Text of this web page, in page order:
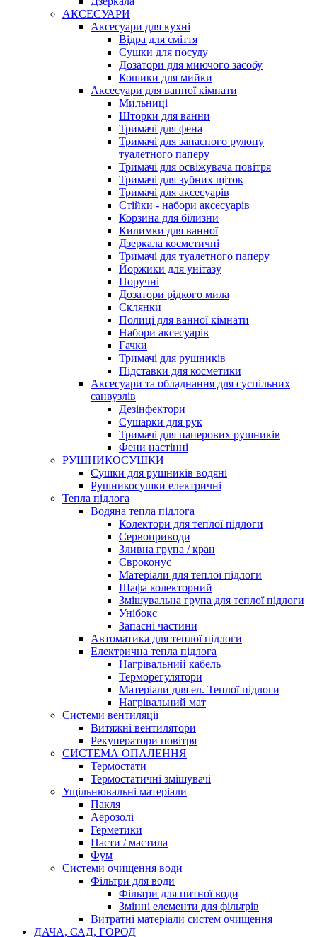
АКСЕСУАРИ
Аксесуари для кухні
Відра для сміття
Сушки для посуду
Дозатори для миючого засобу
Кошики для мийки
Аксесуари для ванної кімнати
Мильниці
Шторки для ванни
Тримачі для фена
Тримачі для запасного рулону
туалетного паперу
Тримачі для освіжувача повітря
Тримачі для зубних щіток
Тримачі для аксесуарів
Стійки - набори аксесуарів
Корзина для білизни
Килимки для ванної
Дзеркала косметичні
Тримачі для туалетного паперу
Йоржики для унітазу
Поручні
Дозатори рідкого мила
Склянки
Полиці для ванної кімнати
Набори аксесуарів
Гачки
Тримачі для рушників
Підставки для косметики
Аксесуари та обладнання для суспільних
санвузлів
Дезінфектори
Сушарки для рук
Тримачі для паперових рушників
Фени настінні
РУШНИКОСУШКИ
Сушки для рушників водяні
Рушникосушки електричні
Тепла підлога
Водяна тепла підлога
Колектори для теплої підлоги
Сервоприводи
Зливна група / кран
Євроконус
Матеріали для теплої підлоги
Шафа колекторний
Змішувальна група для теплої підлоги
Унібокс
Запасні частини
Автоматика для теплої підлоги
Електрична тепла підлога
Нагрівальний кабель
Терморегулятори
Матеріали для ел. Теплої підлоги
Нагрівальний мат
Системи вентиляції
Витяжні вентилятори
Рекуператори повітря
СИСТЕМА ОПАЛЕННЯ
Термостати
Термостатичні змішувачі
Ущільнювальні матеріали
Пакля
Аерозолі
Герметики
Пасти / мастила
Фум
Системи очищення води
Фільтри для води
Фільтри для питної води
Змінні елементи для фільтрів
Витратні матеріали систем очищення
ДАЧА, САД, ГОРОД